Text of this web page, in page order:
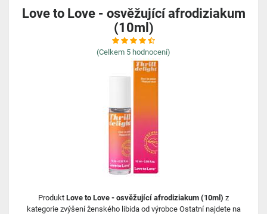
Love to Love - osvěžující afrodiziakum
(10ml)
(Celkem 5 hodnocení)
Produkt Love to Love - osvěžující afrodiziakum (10ml) z
kategorie zvýšení ženského libida od výrobce Ostatní najdete na